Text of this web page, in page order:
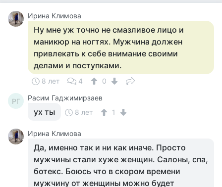
Ирина Климова
Ну мне уж точно не смазливое лицо и
маникюр на ногтях. Мужчина должен
привлекать к себе внимание своими
делами и поступками.
8 лет 4 0
РГ Расим Гаджимирзаев
ух ты 8 лет 1
Ирина Климова
Да, именно так и ни как иначе. Просто
мужчины стали хуже женщин. Салоны, спа,
ботекс. Боюсь что в скором времени
мужчину от женщины можно будет